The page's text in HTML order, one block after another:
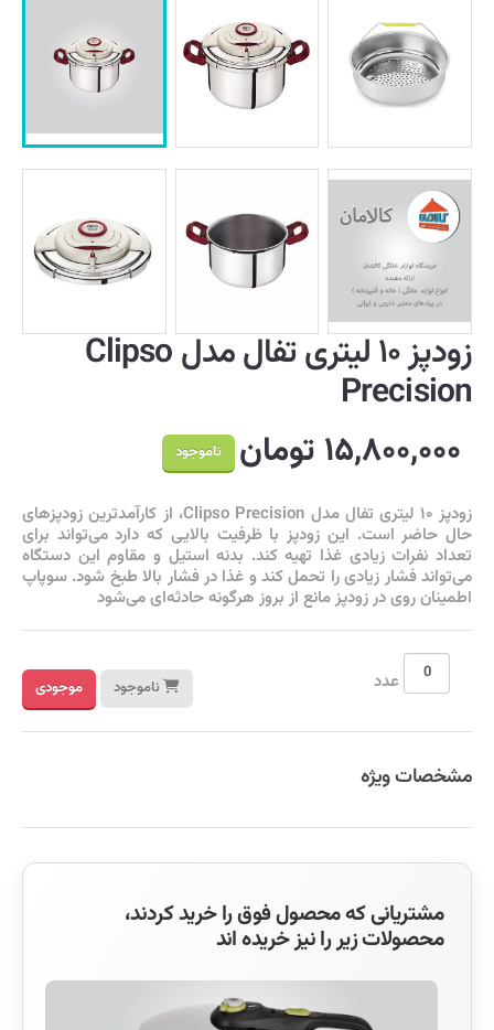
زودپز ۱۰ لیتری تفال مدل Clipso
Precision
۱۵,۸۰۰,۰۰۰ تومان
ناموجود
زودپز ۱۰ لیتری تفال مدل Clipso Precision، از کارآمدترین زودپزهای
حال حاضر است. این زودپز با ظرفیت بالایی که دارد می‌تواند برای
تعداد نفرات زیادی غذا تهیه کند. بدنه استیل و مقاوم این دستگاه
می‌تواند فشار زیادی را تحمل کند و غذا در فشار بالا طبخ شود. سوپاپ
اطمینان روی در زودپز مانع از بروز هرگونه حادثه‌ای می‌شود
موجودی عدد ناموجود
مشخصات ویژه
مشتریانی که محصول فوق را خرید کردند،
محصولات زیر را نیز خریده اند